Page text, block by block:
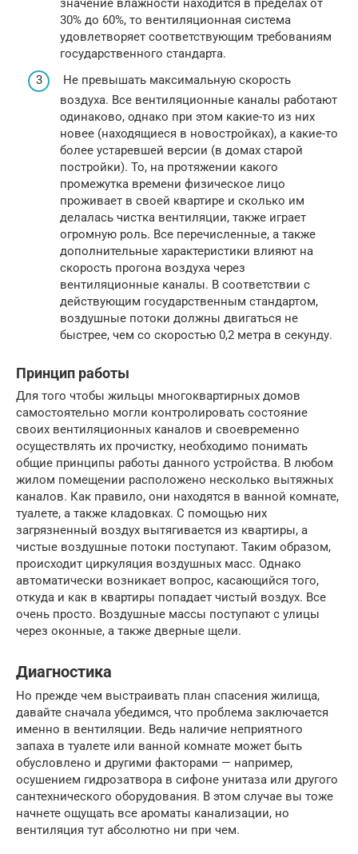
значение влажности находится в пределах от
30% до 60%, то вентиляционная система
удовлетворяет соответствующим требованиям
государственного стандарта.
Не превышать максимальную скорость
воздуха. Все вентиляционные каналы работают
одинаково, однако при этом какие-то из них
новее (находящиеся в новостройках), а какие-то
более устаревшей версии (в домах старой
постройки). То, на протяжении какого
промежутка времени физическое лицо
проживает в своей квартире и сколько им
делалась чистка вентиляции, также играет
огромную роль. Все перечисленные, а также
дополнительные характеристики влияют на
скорость прогона воздуха через
вентиляционные каналы. В соответствии с
действующим государственным стандартом,
воздушные потоки должны двигаться не
быстрее, чем со скоростью 0,2 метра в секунду.
Принцип работы
Для того чтобы жильцы многоквартирных домов
самостоятельно могли контролировать состояние
своих вентиляционных каналов и своевременно
осуществлять их прочистку, необходимо понимать
общие принципы работы данного устройства. В любом
жилом помещении расположено несколько вытяжных
каналов. Как правило, они находятся в ванной комнате,
туалете, а также кладовках. С помощью них
загрязненный воздух вытягивается из квартиры, а
чистые воздушные потоки поступают. Таким образом,
происходит циркуляция воздушных масс. Однако
автоматически возникает вопрос, касающийся того,
откуда и как в квартиры попадает чистый воздух. Все
очень просто. Воздушные массы поступают с улицы
через оконные, а также дверные щели.
Диагностика
Но прежде чем выстраивать план спасения жилища,
давайте сначала убедимся, что проблема заключается
именно в вентиляции. Ведь наличие неприятного
запаха в туалете или ванной комнате может быть
обусловлено и другими факторами — например,
осушением гидрозатвора в сифоне унитаза или другого
сантехнического оборудования. В этом случае вы тоже
начнете ощущать все ароматы канализации, но
вентиляция тут абсолютно ни при чем.